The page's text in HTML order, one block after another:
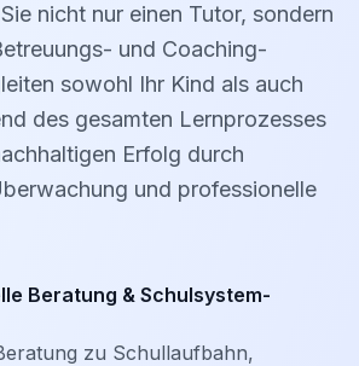
nicht nur einen Tutor, sondern
und Coaching-
sowohl Ihr Kind als auch
des gesamten Lernprozesses
Erfolg durch
und professionelle
Beratung & Schulsystem-
zu Schullaufbahn,